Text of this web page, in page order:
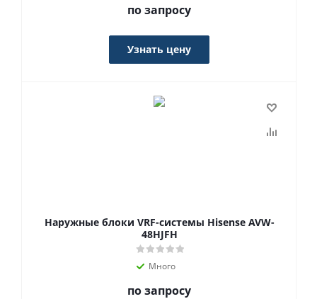
по запросу
Узнать цену
Наружные блоки VRF-системы Hisense AVW-
48HJFH
Много
по запросу